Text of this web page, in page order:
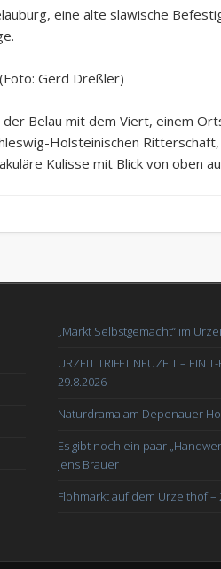
eine alte slawische
Gerd Dreßler)
Belau mit dem Viert, einem
Holsteinischen
Kulisse mit Blick von oben
„Markt Selbstgemacht“ im
URZEIT TRIFFT NEUZEIT – EIN
29.8.2026
Naturdrama am Depenauer
Es gibt noch ein paar
Jens Brauer
Flohmarkt auf dem Urzeithof –